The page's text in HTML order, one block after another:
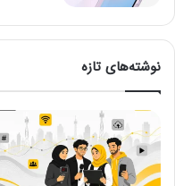
نوشته‌های تازه